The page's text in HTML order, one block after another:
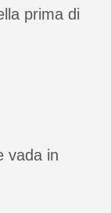
prima di
vada in